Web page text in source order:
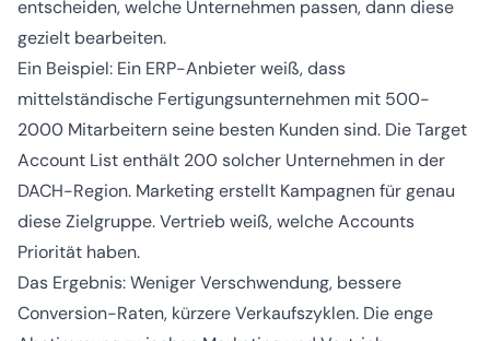
entscheiden, welche Unternehmen passen, dann diese
gezielt bearbeiten.
Ein Beispiel: Ein ERP-Anbieter weiß, dass
mittelständische Fertigungsunternehmen mit 500-
2000 Mitarbeitern seine besten Kunden sind. Die Target
Account List enthält 200 solcher Unternehmen in der
DACH-Region. Marketing erstellt Kampagnen für genau
diese Zielgruppe. Vertrieb weiß, welche Accounts
Priorität haben.
Das Ergebnis: Weniger Verschwendung, bessere
Conversion-Raten, kürzere Verkaufszyklen. Die enge